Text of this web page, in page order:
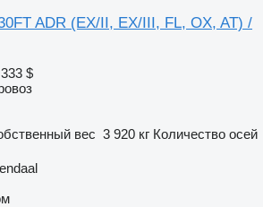
ADR (EX/II, EX/III, FL, OX, AT) /
$
вес 3 920 кг Количество осей